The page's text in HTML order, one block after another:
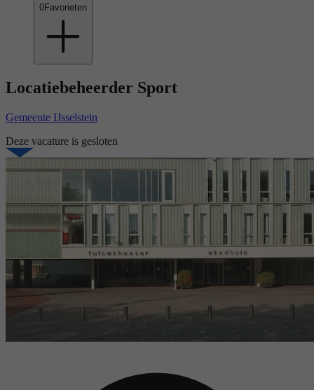
0Favorieten
Locatiebeheerder Sport
Gemeente IJsselstein
Deze vacature is gesloten